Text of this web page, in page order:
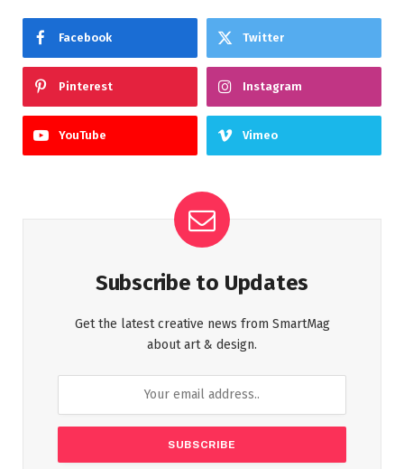
Facebook Twitter
Pinterest Instagram
YouTube Vimeo
Subscribe to Updates
Get the latest creative news from SmartMag
about art & design.